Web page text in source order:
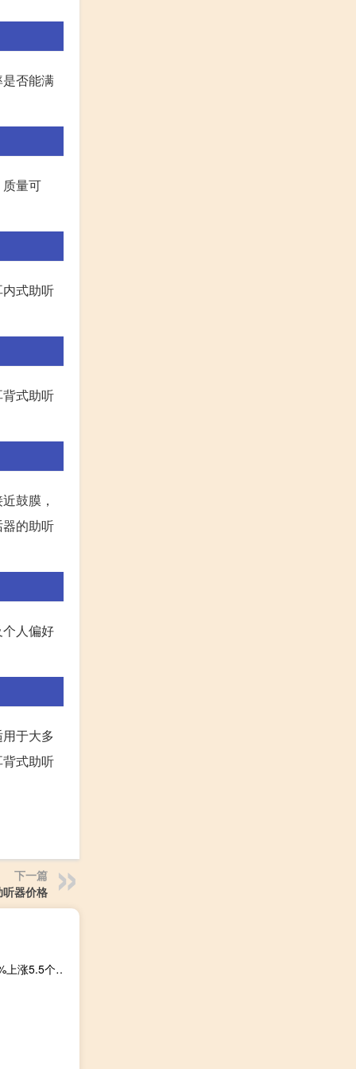
否能满
量可
式助听
式助听
鼓膜，
的助听
人偏好
于大多
式助听
下一篇
器价格
隔夜shibor报1.8770%下跌5.4个基点；7天shibor报1.9880%上涨5.5个基点；3个月shibor报2.3640%上涨1.4个基点